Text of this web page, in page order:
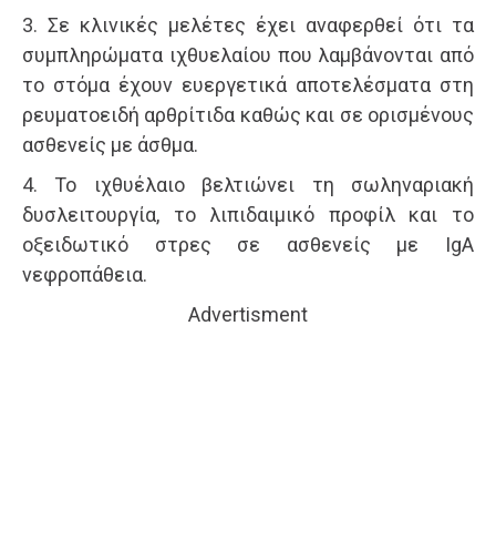
3. Σε κλινικές μελέτες έχει αναφερθεί ότι τα
συμπληρώματα ιχθυελαίου που λαμβάνονται από
το στόμα έχουν ευεργετικά αποτελέσματα στη
ρευματοειδή αρθρίτιδα καθώς και σε ορισμένους
ασθενείς με άσθμα.
4. Το ιχθυέλαιο βελτιώνει τη σωληναριακή
δυσλειτουργία, το λιπιδαιμικό προφίλ και το
οξειδωτικό στρες σε ασθενείς με IgA
νεφροπάθεια.
Advertisment